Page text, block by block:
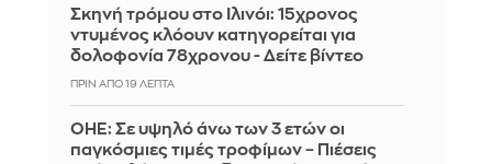
Σκηνή τρόμου στο Ιλινόι: 15χρονος
ντυμένος κλόουν κατηγορείται για
δολοφονία 78χρονου - Δείτε βίντεο
ΠΡΙΝ ΑΠΌ 19 ΛΕΠΤΆ
ΟΗΕ: Σε υψηλό άνω των 3 ετών οι
παγκόσμιες τιμές τροφίμων – Πιέσεις